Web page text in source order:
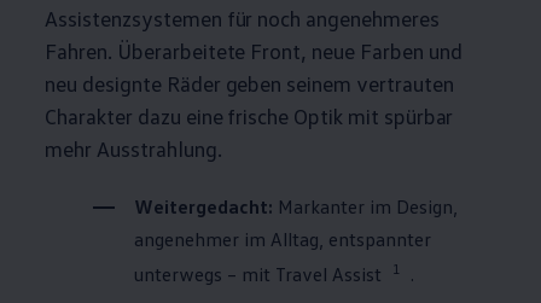
Assistenzsystemen für noch angenehmeres
Fahren. Überarbeitete Front, neue Farben und
neu designte Räder geben seinem vertrauten
Charakter dazu eine frische Optik mit spürbar
mehr Ausstrahlung.
Weitergedacht: Markanter im Design,
angenehmer im Alltag, entspannter
unterwegs – mit Travel Assist
1 .